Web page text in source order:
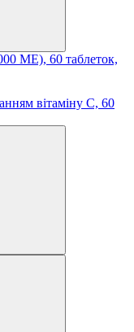
МЕ), 60 таблеток,